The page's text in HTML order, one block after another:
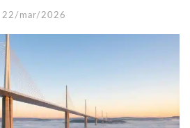
22/mar/2026